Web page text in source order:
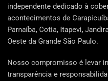
independente dedicado à
acontecimentos de
Parnaíba, Cotia, Itapevi,
Oeste da Grande São Paulo.
Nosso compromisso é levar
transparência e